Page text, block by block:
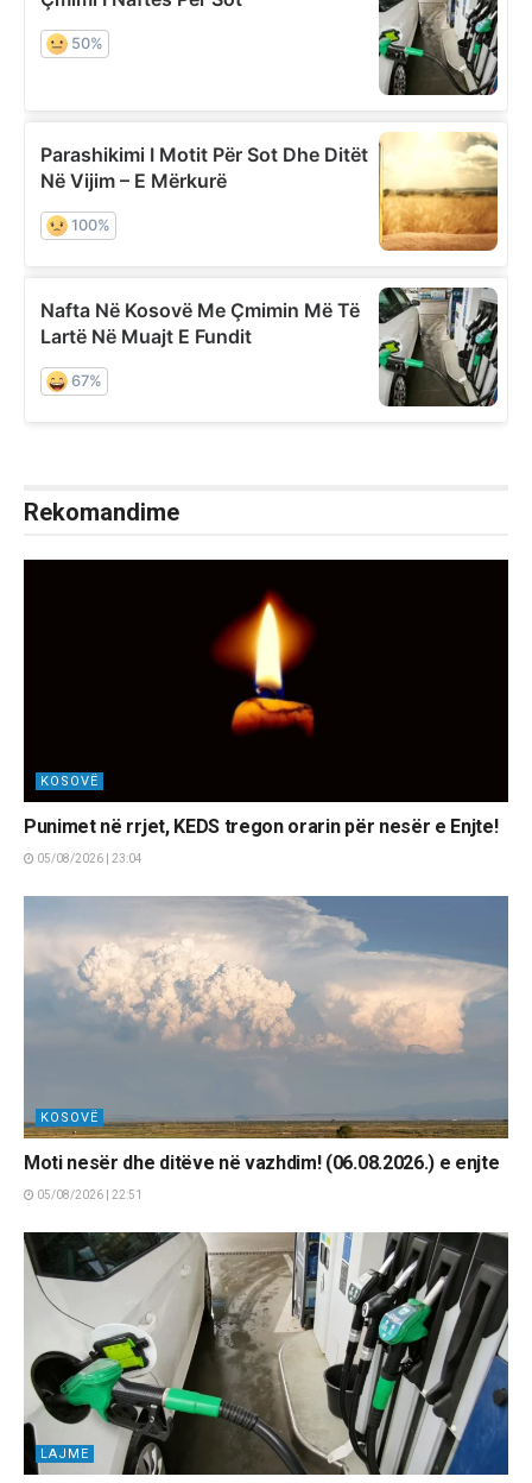
Rekomandime
KOSOVË
Punimet në rrjet, KEDS tregon orarin për nesër e Enjte!
05/08/2026 | 23:04
KOSOVË
Moti nesër dhe ditëve në vazhdim! (06.08.2026.) e enjte
05/08/2026 | 22:51
LAJME